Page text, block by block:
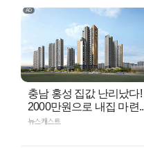
충남 홍성 집값 난리났다!
2000만원으로 내집 마련..
뉴스캐스트